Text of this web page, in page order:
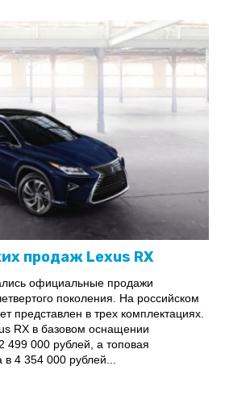
продаж Lexus RX
официальные продажи
поколения. На российском
представлен в трех комплектациях.
RX в базовом оснащении
499 000 рублей, а топовая
4 354 000 рублей...